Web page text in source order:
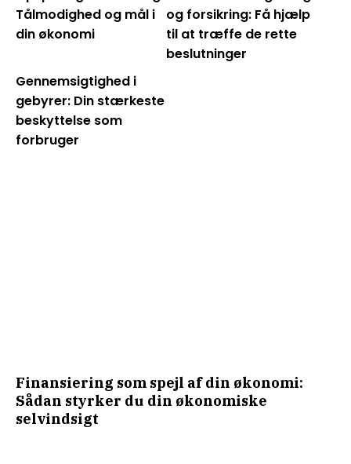
Tålmodighed og mål i
din økonomi
og forsikring: Få hjælp
til at træffe de rette
beslutninger
Gennemsigtighed i
gebyrer: Din stærkeste
beskyttelse som
forbruger
Finansiering som spejl af din økonomi:
Sådan styrker du din økonomiske
selvindsigt